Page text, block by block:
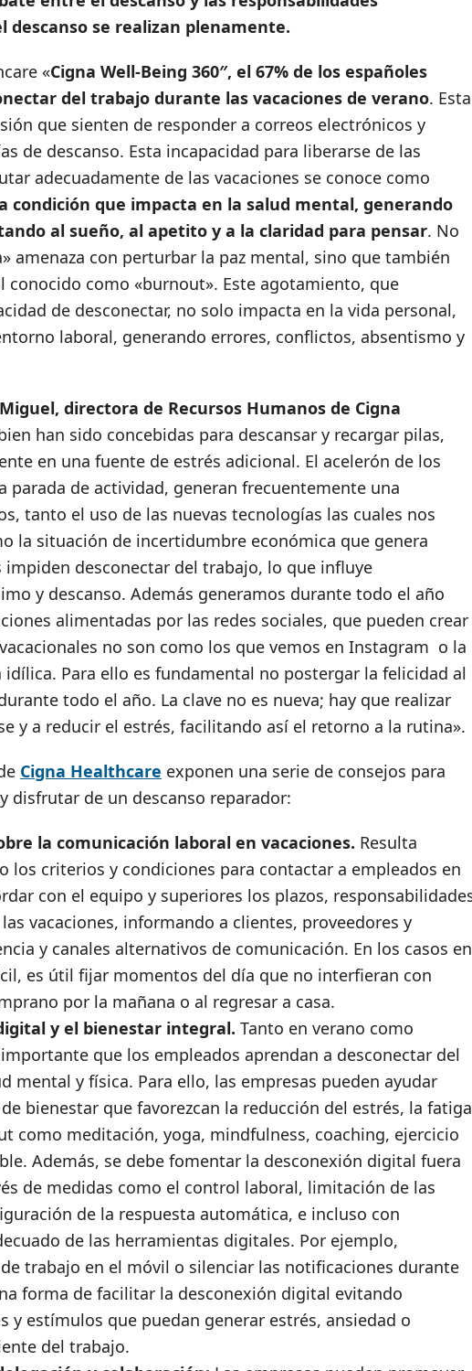
se realizan plenamente.
«Cigna Well-Being 360″, el 67% de los españoles
del trabajo durante las vacaciones de verano. Esta
que sienten de responder a correos electrónicos y
de descanso. Esta incapacidad para liberarse de las
adecuadamente de las vacaciones se conoce como
condición que impacta en la salud mental, generando
al sueño, al apetito y a la claridad para pensar. No
amenaza con perturbar la paz mental, sino que también
como «burnout». Este agotamiento, que
de desconectar, no solo impacta en la vida personal,
laboral, generando errores, conflictos, absentismo y
directora de Recursos Humanos de Cigna
han sido concebidas para descansar y recargar pilas,
en una fuente de estrés adicional. El acelerón de los
parada de actividad, generan frecuentemente una
tanto el uso de las nuevas tecnologías las cuales nos
la situación de incertidumbre económica que genera
desconectar del trabajo, lo que influye
y descanso. Además generamos durante todo el año
alimentadas por las redes sociales, que pueden crear
no son como los que vemos en Instagram o la
Para ello es fundamental no postergar la felicidad al
todo el año. La clave no es nueva; hay que realizar
y a reducir el estrés, facilitando así el retorno a la rutina».
Cigna Healthcare exponen una serie de consejos para
disfrutar de un descanso reparador:
la comunicación laboral en vacaciones. Resulta
los criterios y condiciones para contactar a empleados en
con el equipo y superiores los plazos,
vacaciones, informando a clientes, proveedores y
y canales alternativos de comunicación. En los casos en
es útil fijar momentos del día que no interfieran con
por la mañana o al regresar a casa.
y el bienestar integral. Tanto en verano como
que los empleados aprendan a desconectar del
mental y física. Para ello, las empresas pueden ayudar
bienestar que favorezcan la reducción del estrés, la fatiga
como meditación, yoga, mindfulness, coaching, ejercicio
Además, se debe fomentar la desconexión digital fuera
de medidas como el control laboral, limitación de las
de la respuesta automática, e incluso con
de las herramientas digitales. Por ejemplo,
trabajo en el móvil o silenciar las notificaciones durante
forma de facilitar la desconexión digital evitando
y estímulos que puedan generar estrés, ansiedad o
del trabajo.